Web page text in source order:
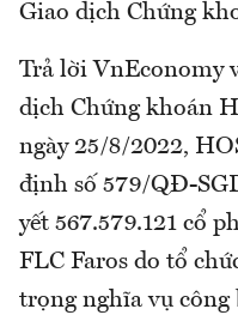
Giao dịch Chứng
Trả lời VnEconomy
dịch Chứng khoán
ngày 25/8/2022,
định số 579/QĐ-
yết 567.579.121 cổ
FLC Faros do tổ
trọng nghĩa vụ